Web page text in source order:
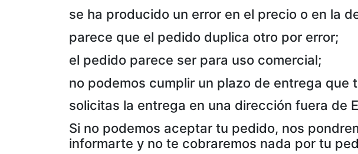
se ha producido un error en el precio o en la
parece que el pedido duplica otro por error;
el pedido parece ser para uso comercial;
no podemos cumplir un plazo de entrega que
solicitas la entrega en una dirección fuera de
Si no podemos aceptar tu pedido, nos
informarte y no te cobraremos nada por tu